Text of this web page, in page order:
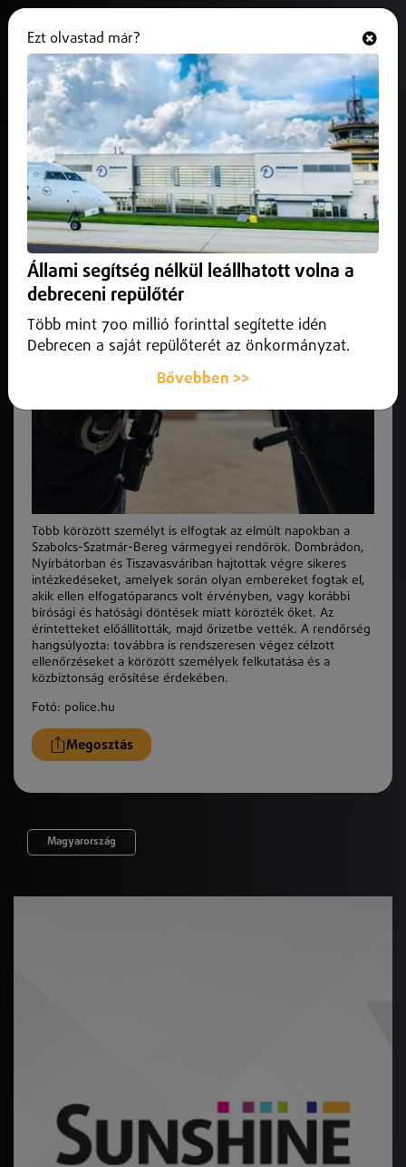
Dombrádon, Nyírbátorban és
Tiszavasváriban is akcióztak a
rendőrök
2026. július 08.Szabolcs-Szatmár-Bereg vármegye
Több körözött személyt is elfogtak az elmúlt napokban a
Szabolcs-Szatmár-Bereg vármegyei rendőrök.
Több körözött személyt is elfogtak az elmúlt napokban a
Szabolcs-Szatmár-Bereg vármegyei rendőrök. Dombrádon,
Nyírbátorban és Tiszavasváriban hajtottak végre sikeres
intézkedéseket, amelyek során olyan embereket fogtak el,
akik ellen elfogatóparancs volt érvényben, vagy korábbi
bírósági és hatósági döntések miatt körözték őket. Az
érintetteket előállították, majd őrizetbe vették. A rendőrség
hangsúlyozta: továbbra is rendszeresen végez célzott
ellenőrzéseket a körözött személyek felkutatása és a
közbiztonság erősítése érdekében.
Fotó: police.hu
Megosztás
Magyarország
Ezt olvastad már?
Állami segítség nélkül leállhatott volna a
debreceni repülőtér
Több mint 700 millió forinttal segítette idén
Debrecen a saját repülőterét az önkormányzat.
Bővebben >>